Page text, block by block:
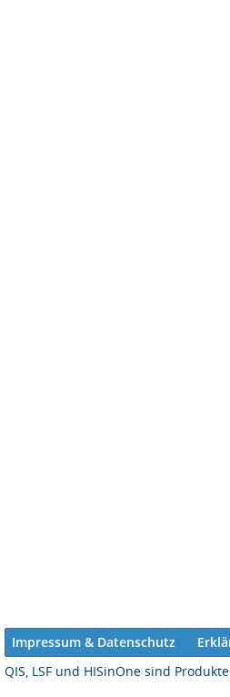
Impressum & Datenschutz
QIS, LSF und HISinOne sind